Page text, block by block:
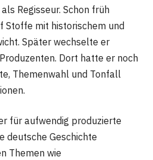
Regisseur. Schon früh
Stoffe mit historischem und
Später wechselte er
Dort hatte er noch
Themenwahl und Tonfall
für aufwendig produzierte
deutsche Geschichte
Themen wie